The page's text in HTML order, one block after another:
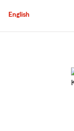
English